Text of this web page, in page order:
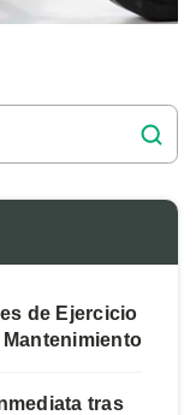
de Ejercicio
tras